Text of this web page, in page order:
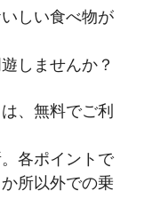
しい食べ物が
しませんか？
、無料でご利
各ポイントで
所以外での乗